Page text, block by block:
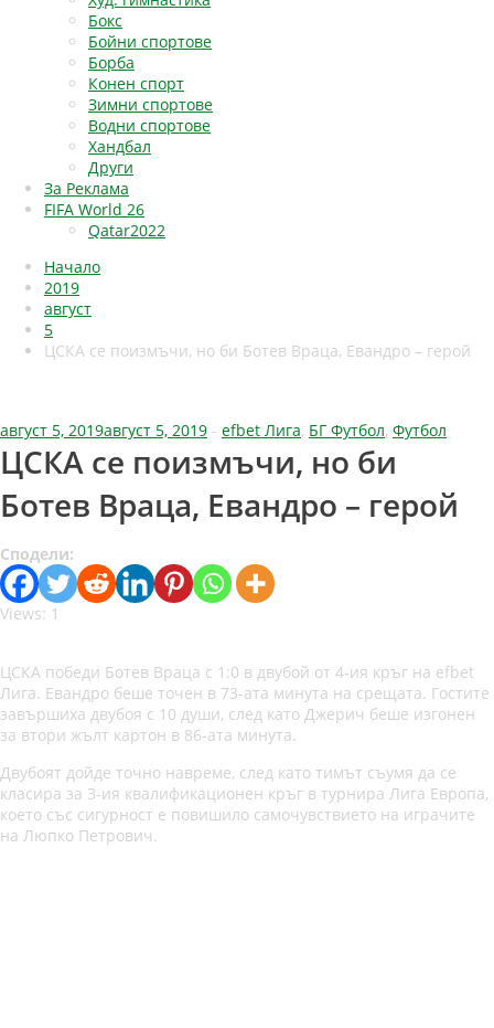
Бокс
Бойни спортове
Борба
Конен спорт
Зимни спортове
Водни спортове
Хандбал
Други
За Реклама
FIFA World 26
Qatar2022
Начало
2019
август
5
ЦСКА се поизмъчи, но би Ботев Враца, Евандро – герой
август 5, 2019август 5, 2019 - efbet Лига, БГ Футбол, Футбол
ЦСКА се поизмъчи, но би
Ботев Враца, Евандро – герой
Сподели:
Views: 1
ЦСКА победи Ботев Враца с 1:0 в двубой от 4-ия кръг на efbet
Лига. Евандро беше точен в 73-ата минута на срещата. Гостите
завършиха двубоя с 10 души, след като Джерич беше изгонен
за втори жълт картон в 86-ата минута.
Двубоят дойде точно навреме, след като тимът съумя да се
класира за 3-ия квалификационен кръг в турнира Лига Европа,
което със сигурност е повишило самочувствието на играчите
на Люпко Петрович.